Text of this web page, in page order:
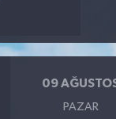
09
PAZAR